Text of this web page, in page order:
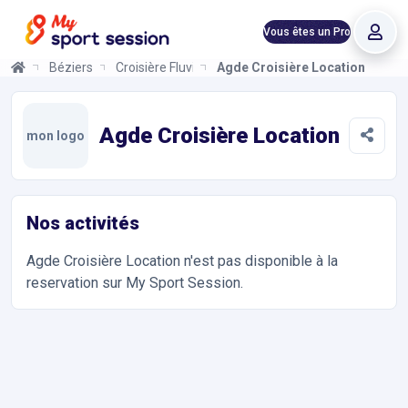
Vous êtes un Pro
Béziers Croisière Fluviale Agde Croisière Location
mon logo Agde Croisière Location
Nos activités
Agde Croisière Location n'est pas disponible à la
reservation sur My Sport Session.